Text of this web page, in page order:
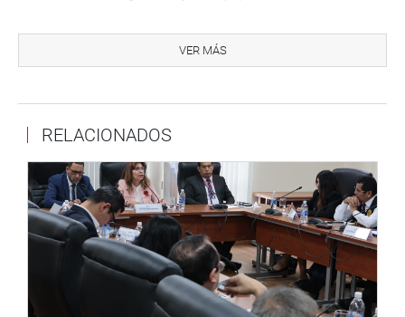
activamente en el recibimiento organizado por el Concejo
Regional del Deporte de Puno para homenajear a los
recogieron sus peticiones de mejoras urgentes en el
Centro de Alto Rendimiento (CAR) y las trasladarán a las
autoridades competentes para su pronta atención.
VER MÁS
RELACIONADOS